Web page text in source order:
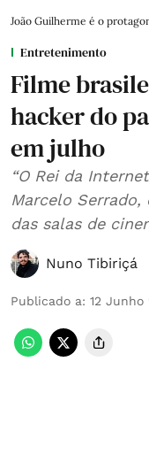
João Guilherme é o
Entretenimento
Filme
hacker do
em julho
“O Rei da
Marcelo
das salas de
Nuno Tibiriçá
Publicado a: 12 Junho